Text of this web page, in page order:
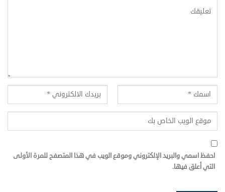
احفظ اسمي والبريد الإلكتروني وموقع الويب في هذا المتصفح للمرة الأولى
التي أعلق فيها.